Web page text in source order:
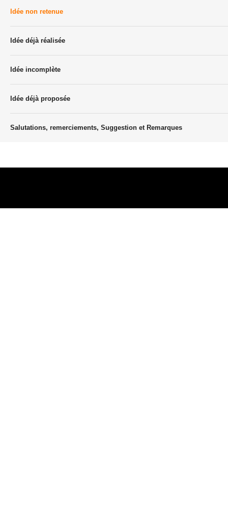
Idée non retenue
Idée déjà réalisée
Idée incomplète
Idée déjà proposée
Salutations, remerciements, Suggestion et Remarques